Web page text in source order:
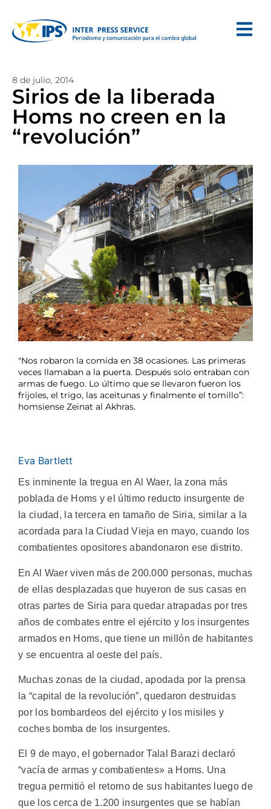
8 de julio, 2014
Sirios de la liberada
Homs no creen en la
“revolución”
"Nos robaron la comida en 38 ocasiones. Las primeras
veces llamaban a la puerta. Después solo entraban con
armas de fuego. Lo último que se llevaron fueron los
frijoles, el trigo, las aceitunas y finalmente el tomillo”:
homsiense Zeinat al Akhras.
Eva Bartlett
Es inminente la tregua en Al Waer, la zona más
poblada de Homs y el último reducto insurgente de
la ciudad, la tercera en tamaño de Siria, similar a la
acordada para la Ciudad Vieja en mayo, cuando los
combatientes opositores abandonaron ese distrito.
En Al Waer viven más de 200.000 personas, muchas
de ellas desplazadas que huyeron de sus casas en
otras partes de Siria para quedar atrapadas por tres
años de combates entre el ejército y los insurgentes
armados en Homs, que tiene un millón de habitantes
y se encuentra al oeste del país.
Muchas zonas de la ciudad, apodada por la prensa
la “capital de la revolución”, quedaron destruidas
por los bombardeos del ejército y los misiles y
coches bomba de los insurgentes.
El 9 de mayo, el gobernador Talal Barazi declaró
“vacía de armas y combatientes» a Homs. Una
tregua permitió el retorno de sus habitantes luego de
que los cerca de 1.200 insurgentes que se habían